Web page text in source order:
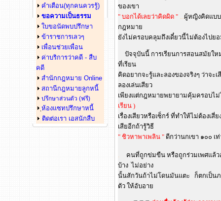
คำเตือน(ทุกคนควรรู้)
ขอความเป็นธรรม
ใบขอนัดพบปรึกษา
ข้าราชการเลวๆ
เพื่อนช่วยเพื่อน
ค่าบริการว่าคดี - สืบ
คดี
สำนักกฎหมาย Online
สถานีกฎหมายลูกหนี้
ปรึกษาส่วนตัว (ฟรี)
ห้องแซทปรึกษาหนี้
ติดต่อเรา เอสนักสืบ
ของเขา
" บอกได้เลยว่าคิดผิด " ...ผู้หญิงคิดแบบ
กฎหมาย
ยังไม่ครอบคลุมถึงเดี๋ยวนี้ไม่ต้องไปย
ปัจจุบันนี้ การเรียนการสอนสมัยใ
ที่เรียน
คิดอยากจะรู้และลองของจริงๆ ว่าจ
ลองเล่นเสียว
เพียงแต่กฎหมายพยายามคุ้มครอบไ
เรียน )
เรื่องเสียวหรือเซ็กร์ ที่ทำให้ไม่ต้องเ
เสียอีกถ้ารู้วิธี
" ชิวหาพาเพลิน "ดีกว่านกเขา ๑๐๐ เท่
.
คนที่ถูกข่มขืน หรือถูกร่วมเพศแล้ว
บ้าง ไม่อย่าง
นั้นสักวันถ้าไม่โดนมันแตะ ก็ตกเป็น
ตัว ให้อับอาย